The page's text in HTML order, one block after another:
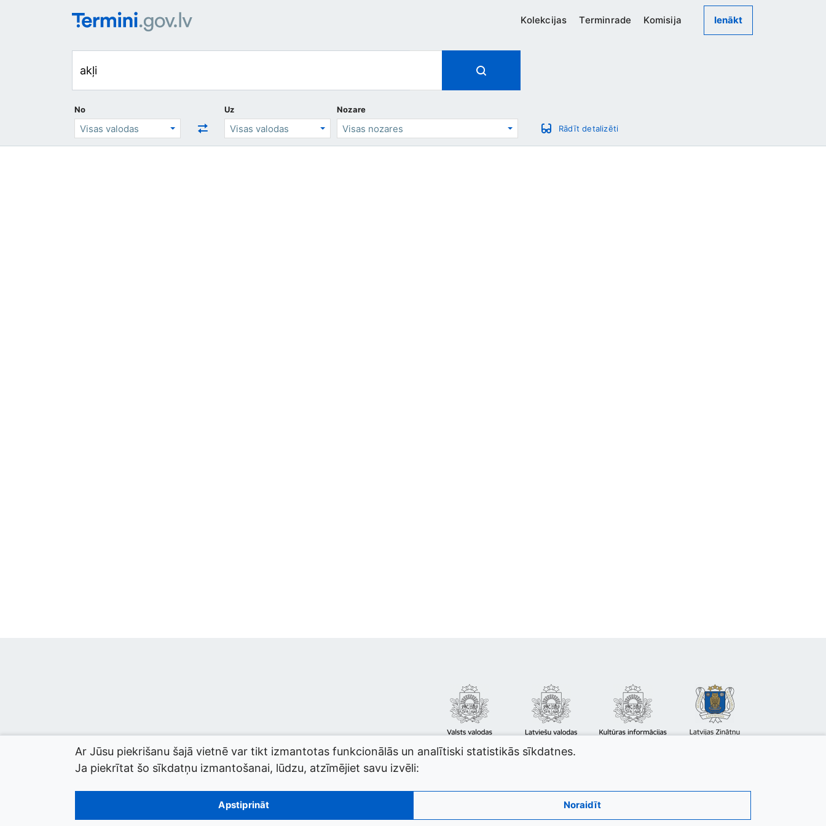
Kolekcijas Terminrade Komisija Ienākt
No Uz
Nozare
Rādīt detalizēti
© 2026 termini.gov.lv. Izstrādātājs:
Ar Jūsu piekrišanu šajā vietnē var tikt izmantotas funkcionālās un analītiski statistikās sīkdatnes.
Ja piekrītat šo sīkdatņu izmantošanai, lūdzu, atzīmējiet savu izvēli:
Apstiprināt Noraidīt